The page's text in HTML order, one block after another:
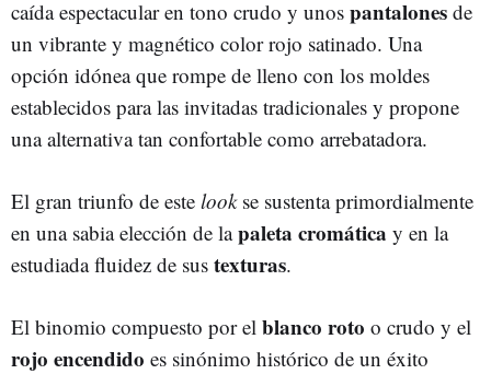
caída espectacular en tono crudo y unos pantalones de
un vibrante y magnético color rojo satinado. Una
opción idónea que rompe de lleno con los moldes
establecidos para las invitadas tradicionales y propone
una alternativa tan confortable como arrebatadora.
El gran triunfo de este look se sustenta primordialmente
en una sabia elección de lapaleta cromática y en la
estudiada fluidez de sus texturas.
El binomio compuesto por el blanco roto o crudo y el
rojo encendido es sinónimo histórico de un éxito